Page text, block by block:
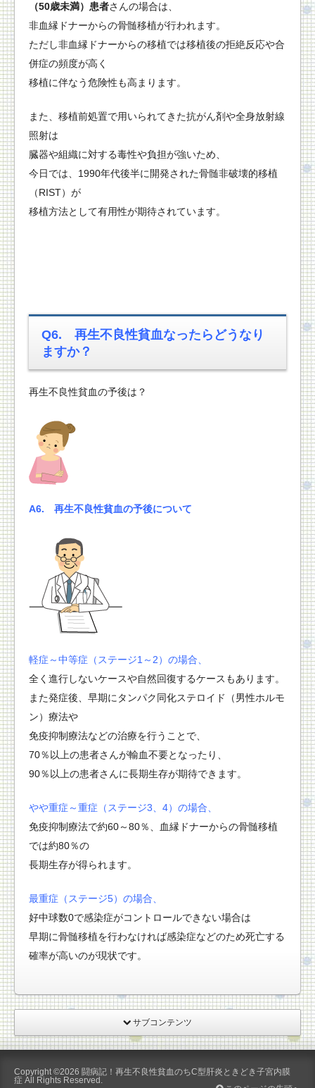
（50歳未満） 患者さんの場合は、
非血縁ドナーからの骨髄移植が行われます。
ただし非血縁ドナーからの移植では移植後の拒絶反応や合
併症の頻度が高く
移植に伴なう危険性も高まります。
また、移植前処置で用いられてきた抗がん剤や全身放射線
照射は
臓器や組織に対する毒性や負担が強いため、
今日では、1990年代後半に開発された骨髄非破壊的移植
（RIST）が
移植方法として有用性が期待されています。
Q6. 再生不良性貧血なったらどうなり
ますか？
再生不良性貧血の予後は？
A6. 再生不良性貧血の予後について
軽症～中等症（ステージ1～2）の場合、
全く進行しないケースや自然回復するケースもあります。
また発症後、早期にタンパク同化ステロイド（男性ホルモ
ン）療法や
免疫抑制療法などの治療を行うことで、
70％以上の患者さんが輸血不要となったり、
90％以上の患者さんに長期生存が期待できます。
やや重症～重症（ステージ3、4）の場合、
免疫抑制療法で約60～80％、血縁ドナーからの骨髄移植
では約80％の
長期生存が得られます。
最重症（ステージ5）の場合、
好中球数0で感染症がコントロールできない場合は
早期に骨髄移植を行わなければ感染症などのため死亡する
確率が高いのが現状です。
サブコンテンツ
Copyright ©2026 闘病記！再生不良性貧血のちC型肝炎ときどき子宮内膜
症 All Rights Reserved.